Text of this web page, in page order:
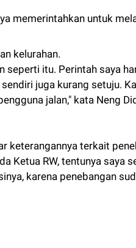
memerintahkan untuk
kelurahan.
seperti itu. Perintah saya
juga kurang setuju.
jalan," kata Neng
keterangannya terkait
Ketua RW, tentunya saya
karena penebangan